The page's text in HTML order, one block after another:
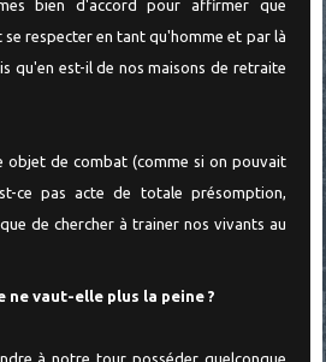
bien d'accord pour affirmer que
respecter en tant qu'homme et par là
qu'en est-il de nos maisons de retraite
objet de combat (comme si on pouvait
ce pas acte de totale présomption,
de chercher à trainer nos vivants au
ne vaut-elle plus la peine ?